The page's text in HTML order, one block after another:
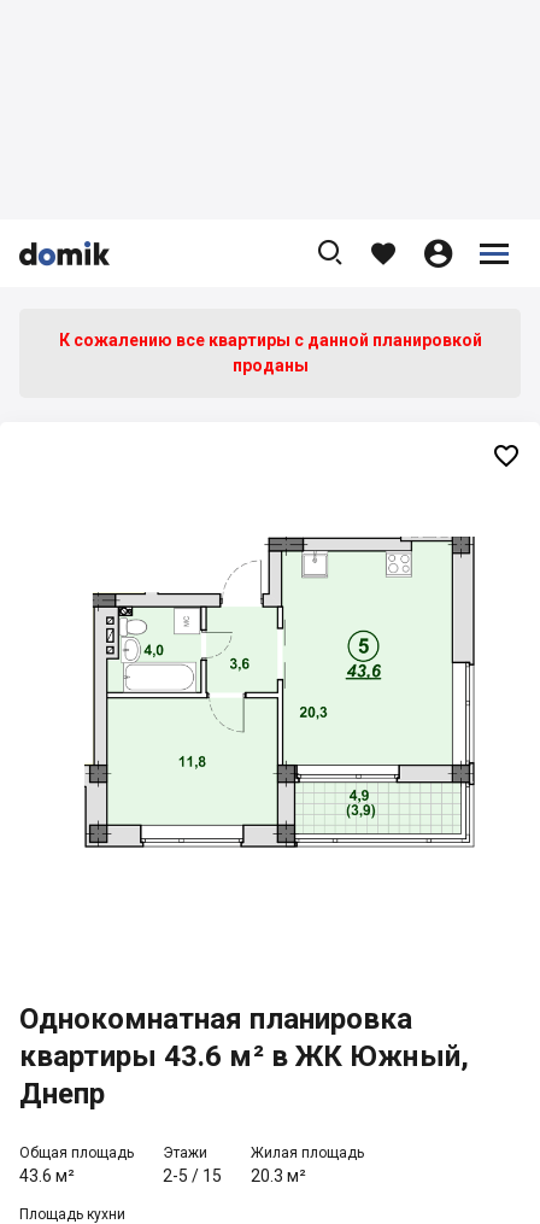


    


К сожалению все квартиры c данной планировкой
проданы
Однокомнатная планировка
квартиры 43.6 м² в ЖК Южный,
Днепр
Общая площадь
43.6 м²
Этажи
2-5 / 15
Жилая площадь
20.3 м²
Площадь кухни
